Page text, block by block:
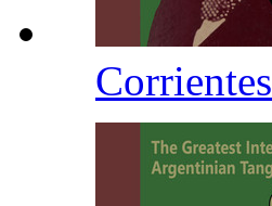
Corrientes